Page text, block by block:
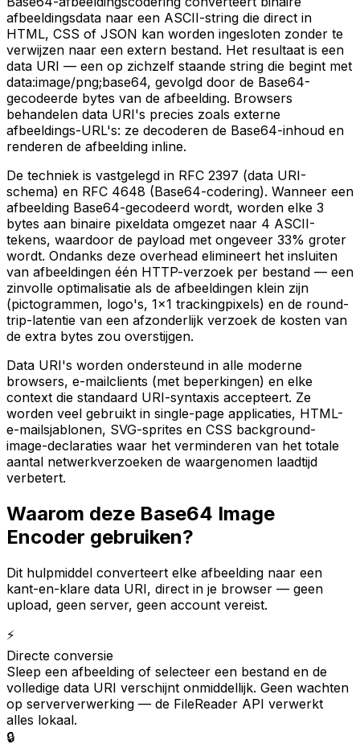
afbeeldingsdata naar een ASCII-string die direct in
HTML, CSS of JSON kan worden ingesloten zonder te
verwijzen naar een extern bestand. Het resultaat is een
data URI — een op zichzelf staande string die begint met
data:image/png;base64, gevolgd door de Base64-
gecodeerde bytes van de afbeelding. Browsers
behandelen data URI's precies zoals externe
afbeeldings-URL's: ze decoderen de Base64-inhoud en
renderen de afbeelding inline.
De techniek is vastgelegd in RFC 2397 (data URI-
schema) en RFC 4648 (Base64-codering). Wanneer een
afbeelding Base64-gecodeerd wordt, worden elke 3
bytes aan binaire pixeldata omgezet naar 4 ASCII-
tekens, waardoor de payload met ongeveer 33% groter
wordt. Ondanks deze overhead elimineert het insluiten
van afbeeldingen één HTTP-verzoek per bestand — een
zinvolle optimalisatie als de afbeeldingen klein zijn
(pictogrammen, logo's, 1x1 trackingpixels) en de round-
trip-latentie van een afzonderlijk verzoek de kosten van
de extra bytes zou overstijgen.
Data URI's worden ondersteund in alle moderne
browsers, e-mailclients (met beperkingen) en elke
context die standaard URI-syntaxis accepteert. Ze
worden veel gebruikt in single-page applicaties, HTML-
e-mailsjablonen, SVG-sprites en CSS background-
image-declaraties waar het verminderen van het totale
aantal netwerkverzoeken de waargenomen laadtijd
verbetert.
Waarom deze Base64 Image
Encoder gebruiken?
Dit hulpmiddel converteert elke afbeelding naar een
kant-en-klare data URI, direct in je browser — geen
upload, geen server, geen account vereist.
⚡
Directe conversie
Sleep een afbeelding of selecteer een bestand en de
volledige data URI verschijnt onmiddellijk. Geen wachten
op serververwerking — de FileReader API verwerkt
alles lokaal.
🔒